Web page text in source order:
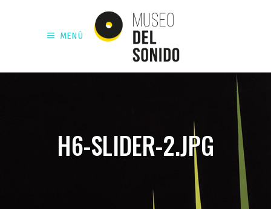
MENÚ
H6-SLIDER-2.JPG